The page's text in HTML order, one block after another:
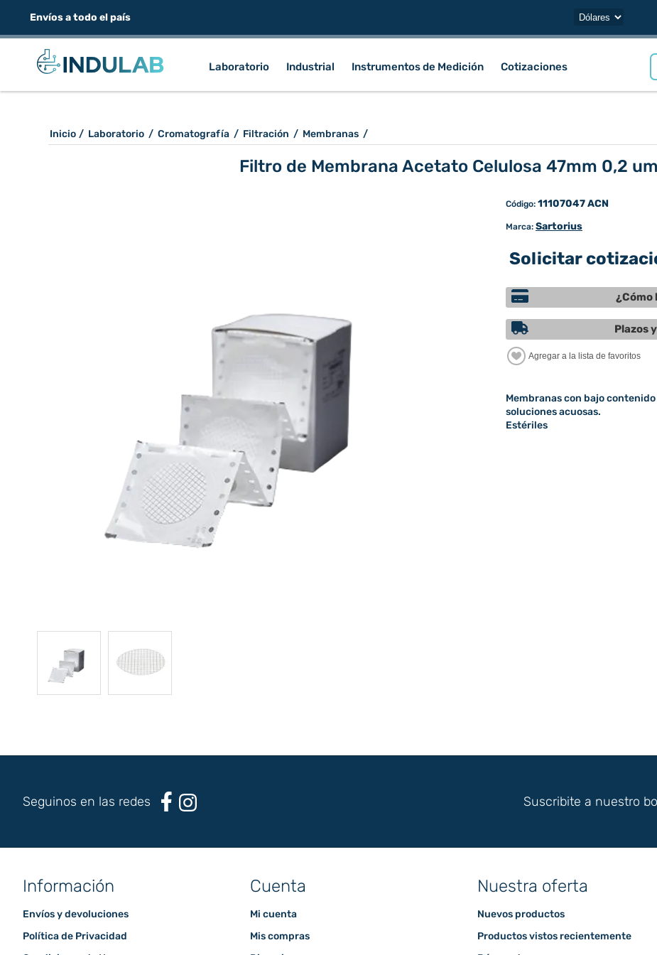
Envíos a todo el país
Laboratorio Industrial Instrumentos de Medición Cotizaciones
Inicio / Laboratorio / Cromatografía / Filtración / Membranas /
Filtro de Membrana Acetato Celulosa 47mm 0,2
Código: 11107047 ACN
Marca: Sartorius
Solicitar
¿Cómo
Plazos
Membranas con bajo
soluciones acuosas.
Estériles
Seguinos en las redes Suscribite a nuestro
Información
Envíos y devoluciones
Política de Privacidad
Cuenta
Mi cuenta
Mis compras
Nuestra oferta
Nuevos productos
Productos vistos recientemente